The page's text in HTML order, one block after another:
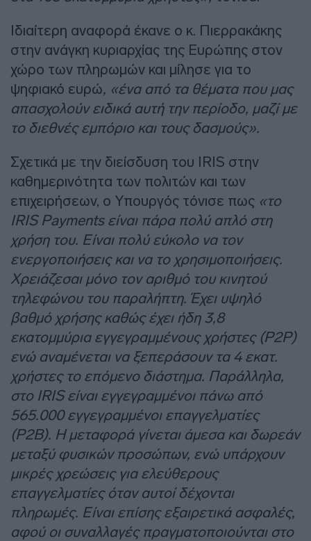
Ιδιαίτερη αναφορά έκανε ο κ. Πιερρακάκης
στην ανάγκη κυριαρχίας της Ευρώπης στον
χώρο των πληρωμών και μίλησε για το
ψηφιακό ευρώ, «ένα από τα θέματα που μας
απασχολούν ειδικά αυτή την περίοδο, μαζί με
το διεθνές εμπόριο και τους δασμούς».
Σχετικά με την διείσδυση του IRIS στην
καθημερινότητα των πολιτών και των
επιχειρήσεων, ο Υπουργός τόνισε πως «το
IRIS Payments είναι πάρα πολύ απλό στη
χρήση του. Είναι πολύ εύκολο να τον
ενεργοποιήσεις και να το χρησιμοποιήσεις.
Χρειάζεσαι μόνο τον αριθμό του κινητού
τηλεφώνου του παραλήπτη. Έχει υψηλό
βαθμό χρήσης καθώς έχει ήδη 3,8
εκατομμύρια εγγεγραμμένους χρήστες (P2P)
ενώ αναμένεται να ξεπεράσουν τα 4 εκατ.
χρήστες το επόμενο διάστημα. Παράλληλα,
στο IRIS είναι εγγεγραμμένοι πάνω από
565.000 εγγεγραμμένοι επαγγελματίες
(P2Β). Η μεταφορά γίνεται άμεσα και δωρεάν
μεταξύ φυσικών προσώπων, ενώ υπάρχουν
μικρές χρεώσεις για ελεύθερους
επαγγελματίες όταν αυτοί δέχονται
πληρωμές. Είναι επίσης εξαιρετικά ασφαλές,
αφού οι συναλλαγές πραγματοποιούνται στο